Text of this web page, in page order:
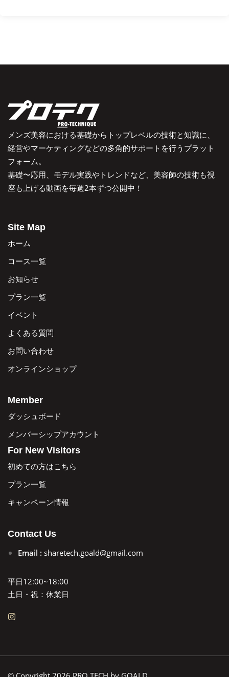
メンズ美容における基礎からトップレベルの技術と知識に、
経営やマーケティングなどの多角的サポートを行うプラット
フォーム。
基礎〜応用、モデル実践やトレンドなど、美容師の技術も視
座も上げる動画を毎週2本ずつ公開中！
Site Map
ホーム
コース一覧
お知らせ
プラン一覧
イベント
よくある質問
お問い合わせ
オンラインショップ
Member
ダッシュボード
メンバーシップアカウント
For New Visitors
初めての方はこちら
プラン一覧
キャンペーン情報
Contact Us
Email : sharetech.goald@gmail.com
平日12:00~18:00
土日・祝：休業日